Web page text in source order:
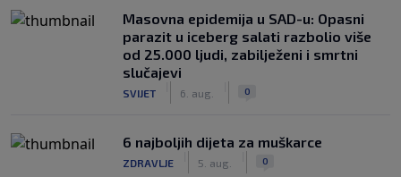
Masovna epidemija u SAD-u: Opasni
parazit u iceberg salati razbolio više
od 25.000 ljudi, zabilježeni i smrtni
slučajevi
SVIJET 6. aug. 0
6 najboljih dijeta za muškarce
ZDRAVLJE 5. aug. 0